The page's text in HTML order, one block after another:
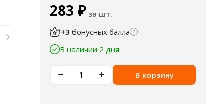
283 ₽ за шт.
+3 бонусных балла
В наличии 2 дня
В корзину